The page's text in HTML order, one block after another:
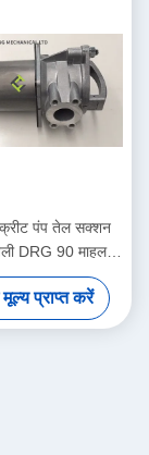
पंप तेल सक्शन
DRG 90 माहलर
मूल्य प्राप्त करें